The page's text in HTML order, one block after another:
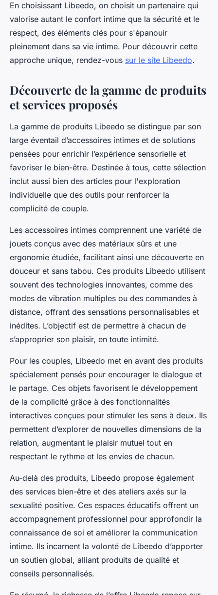
En choisissant Libeedo, on choisit un partenaire qui
valorise autant le confort intime que la sécurité et le
respect, des éléments clés pour s'épanouir
pleinement dans sa vie intime. Pour découvrir cette
approche unique, rendez-vous sur le site Libeedo.
Découverte de la gamme de produits
et services proposés
La gamme de produits Libeedo se distingue par son
large éventail d’accessoires intimes et de solutions
pensées pour enrichir l’expérience sensorielle et
favoriser le bien-être. Destinée à tous, cette sélection
inclut aussi bien des articles pour l'exploration
individuelle que des outils pour renforcer la
complicité de couple.
Les accessoires intimes comprennent une variété de
jouets conçus avec des matériaux sûrs et une
ergonomie étudiée, facilitant ainsi une découverte en
douceur et sans tabou. Ces produits Libeedo utilisent
souvent des technologies innovantes, comme des
modes de vibration multiples ou des commandes à
distance, offrant des sensations personnalisables et
inédites. L’objectif est de permettre à chacun de
s’approprier son plaisir, en toute intimité.
Pour les couples, Libeedo met en avant des produits
spécialement pensés pour encourager le dialogue et
le partage. Ces objets favorisent le développement
de la complicité grâce à des fonctionnalités
interactives conçues pour stimuler les sens à deux. Ils
permettent d’explorer de nouvelles dimensions de la
relation, augmentant le plaisir mutuel tout en
respectant le rythme et les envies de chacun.
Au-delà des produits, Libeedo propose également
des services bien-être et des ateliers axés sur la
sexualité positive. Ces espaces éducatifs offrent un
accompagnement professionnel pour approfondir la
connaissance de soi et améliorer la communication
intime. Ils incarnent la volonté de Libeedo d’apporter
un soutien global, alliant produits de qualité et
conseils personnalisés.